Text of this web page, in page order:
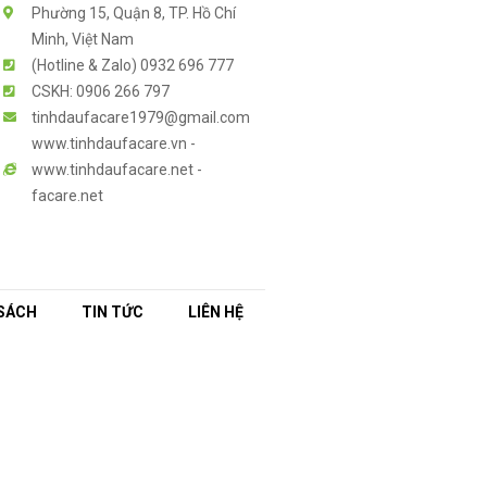
Phường 15, Quận 8, TP. Hồ Chí
Minh, Việt Nam
(Hotline & Zalo) 0932 696 777
CSKH: 0906 266 797
tinhdaufacare1979@gmail.com
www.tinhdaufacare.vn -
www.tinhdaufacare.net -
facare.net
TIN TỨC LIÊN HỆ